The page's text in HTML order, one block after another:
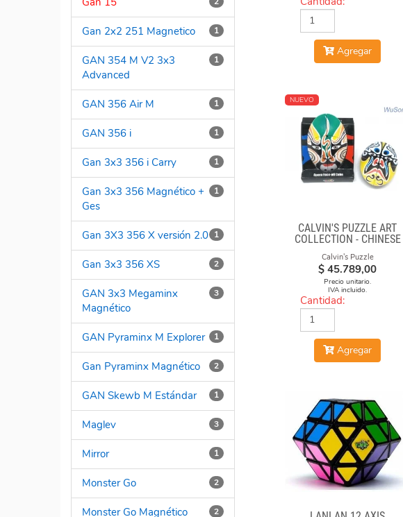
1
Gan 2x2 251 Magnetico
1
GAN 354 M V2 3x3
Advanced
1
GAN 356 Air M
1
GAN 356 i
1
Gan 3x3 356 i Carry
1
Gan 3x3 356 Magnético +
Ges
1
Gan 3X3 356 X versión 2.0
2
Gan 3x3 356 XS
3
GAN 3x3 Megaminx
Magnético
1
GAN Pyraminx M Explorer
2
Gan Pyraminx Magnético
1
GAN Skewb M Estándar
3
Maglev
1
Mirror
2
Monster Go
2
Monster Go Magnético
Agregar
NUEVO
CALVIN'S PUZZLE ART
COLLECTION - CHINESE
OPERA FACE-OFF CUBE
(GREEN & YELLOW
MASKS)
Calvin's Puzzle
$ 45.789,00
Precio unitario.
IVA incluido.
Cantidad:
Agregar